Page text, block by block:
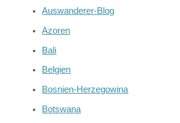
Auswanderer-Blog
Azoren
Bali
Belgien
Bosnien-Herzegowina
Botswana